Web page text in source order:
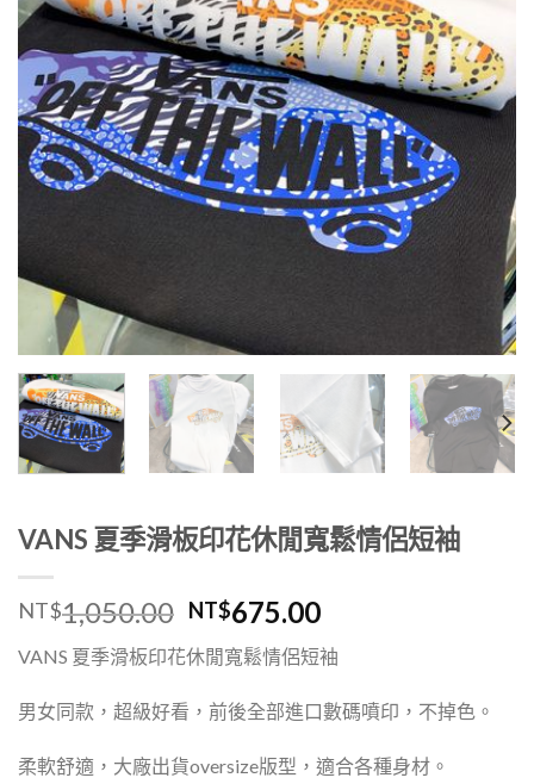
VANS 夏季滑板印花休閒寬鬆情侶短袖
NT$1,050.00 NT$675.00
VANS 夏季滑板印花休閒寬鬆情侶短袖
男女同款， 超級好看， 前後全部進口數碼噴印，不掉色。
柔軟舒適，大廠出貨oversize版型，適合各種身材。